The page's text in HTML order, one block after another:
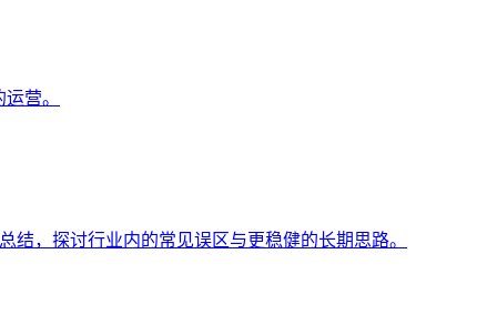
营。
结，探讨行业内的常见误区与更稳健的长期思路。